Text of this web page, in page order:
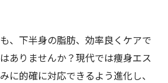
、下半身の脂肪、効率良くケアで
ありませんか？現代では痩身エス
に的確に対応できるよう進化し、